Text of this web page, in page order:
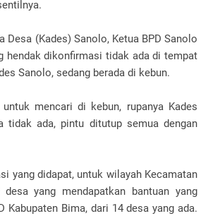
Desa (Kades) Sanolo, Ketua BPD Sanolo
hendak dikonfirmasi tidak ada di tempat
Sanolo, sedang berada di kebun.
mencari di kebun, rupanya Kades
tidak ada, pintu ditutup semua dengan
yang didapat, untuk wilayah Kecamatan
yang mendapatkan bantuan yang
Kabupaten Bima, dari 14 desa yang ada.